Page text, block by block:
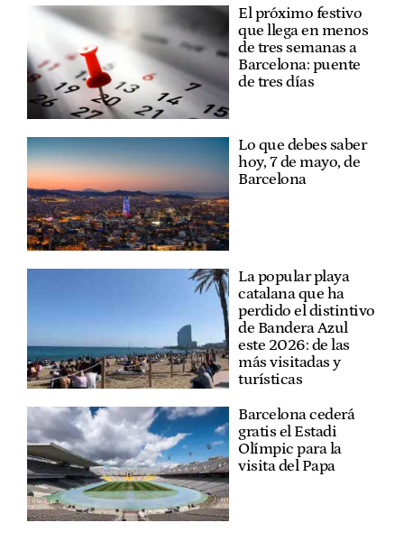
El próximo festivo
que llega en menos
de tres semanas a
Barcelona: puente
de tres días
Lo que debes saber
hoy, 7 de mayo, de
Barcelona
La popular playa
catalana que ha
perdido el distintivo
de Bandera Azul
este 2026: de las
más visitadas y
turísticas
Barcelona cederá
gratis el Estadi
Olímpic para la
visita del Papa